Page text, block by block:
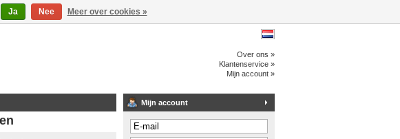
Over ons »
Klantenservice »
Mijn account »
Mijn account
Ja Nee Meer over cookies »